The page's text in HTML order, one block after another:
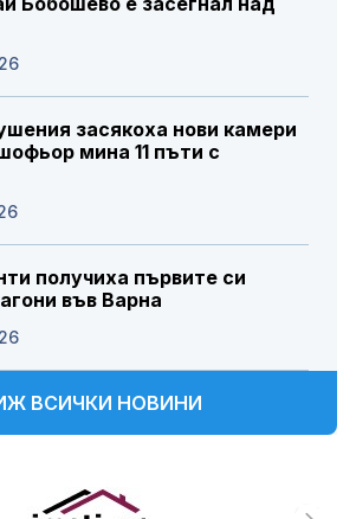
засякоха нови камери
мина 11 пъти с
получиха първите си
във Варна
ВСИЧКИ НОВИНИ